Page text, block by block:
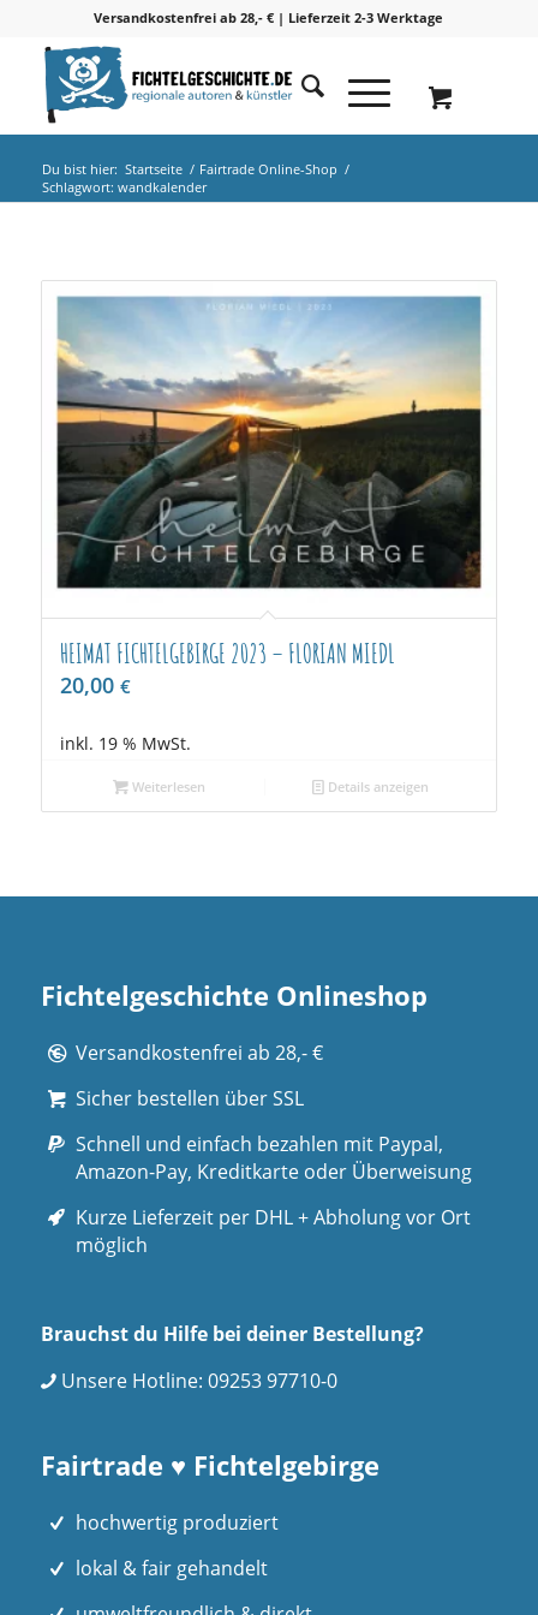
Versandkostenfrei ab 28,- € | Lieferzeit 2-3 Werktage
Du bist hier: Startseite / Fairtrade Online-Shop /
Schlagwort: wandkalender
HEIMAT FICHTELGEBIRGE 2023 – FLORIAN MIEDL
20,00 €
inkl. 19 % MwSt.
Weiterlesen Details anzeigen
Fichtelgeschichte Onlineshop
Versandkostenfrei ab 28,- €
Sicher bestellen über SSL
Schnell und einfach bezahlen mit Paypal,
Amazon-Pay, Kreditkarte oder Überweisung
Kurze Lieferzeit per DHL + Abholung vor Ort
möglich
Brauchst du Hilfe bei deiner Bestellung?
Unsere Hotline: 09253 97710-0
Fairtrade ♥ Fichtelgebirge
hochwertig produziert
lokal & fair gehandelt